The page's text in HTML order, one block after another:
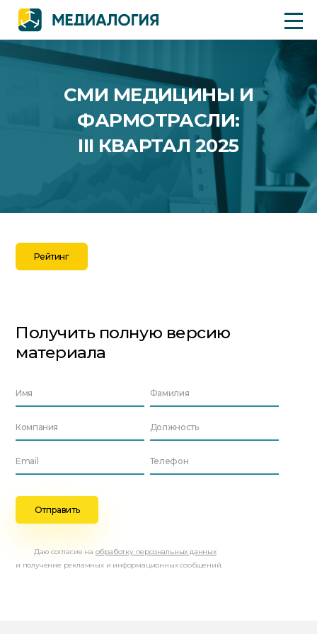
СМИ МЕДИЦИНЫ И
ФАРМОТРАСЛИ:
III КВАРТАЛ 2025
Рейтинг
Получить полную версию
материала
Даю согласие на обработку персональных данных
и получение рекламных и информационных сообщений.